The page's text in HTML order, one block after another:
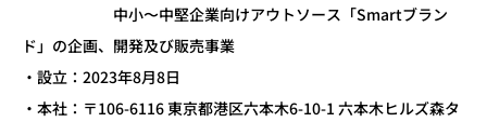
中小〜中堅企業向けアウトソース「Smartブラン
ド」の企画、開発及び販売事業
・設立：2023年8月8日
・本社：〒106-6116 東京都港区六本木6-10-1 六本木ヒルズ森タ